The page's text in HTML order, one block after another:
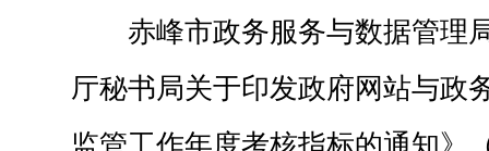
赤峰市政务服务与数据管理
厅秘书局关于印发政府网站与政
监管工作年度考核指标的通知》